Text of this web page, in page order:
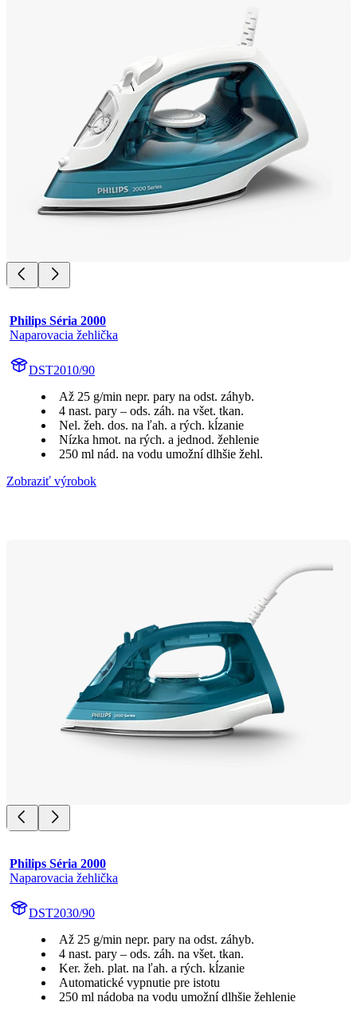
Philips Séria 2000
Naparovacia žehlička
DST2010/90
Až 25 g/min nepr. pary na odst. záhyb.
4 nast. pary – ods. záh. na všet. tkan.
Nel. žeh. dos. na ľah. a rých. kĺzanie
Nízka hmot. na rých. a jednod. žehlenie
250 ml nád. na vodu umožní dlhšie žehl.
Zobraziť výrobok
Philips Séria 2000
Naparovacia žehlička
DST2030/90
Až 25 g/min nepr. pary na odst. záhyb.
4 nast. pary – ods. záh. na všet. tkan.
Ker. žeh. plat. na ľah. a rých. kĺzanie
Automatické vypnutie pre istotu
250 ml nádoba na vodu umožní dlhšie žehlenie